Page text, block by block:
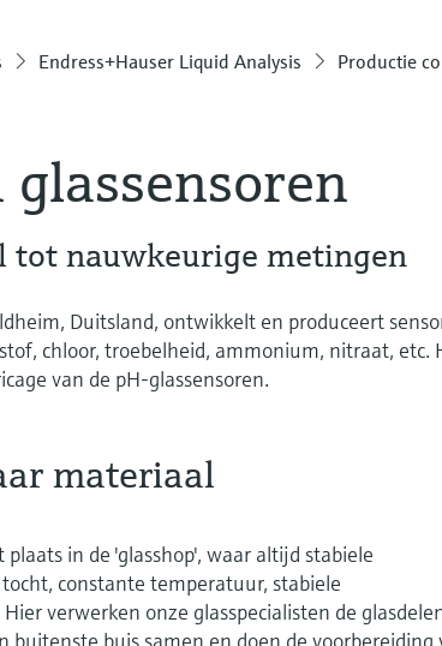
Endress+Hauser Liquid Analysis
Productie
tot nauwkeurige metingen
Duitsland, ontwikkelt en produceert
chloor, troebelheid, ammonium, nitraat, etc.
van de pH-glassensoren.
materiaal
in de 'glasshop', waar altijd stabiele
constante temperatuur, stabiele
verwerken onze glasspecialisten de